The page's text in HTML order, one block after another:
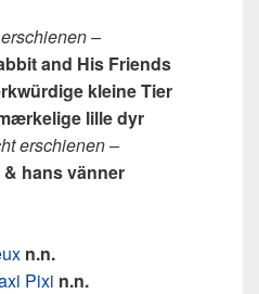
–
and His Friends
kleine Tier
lille dyr
erschienen –
hans vänner
n.n.
Pixi n.n.